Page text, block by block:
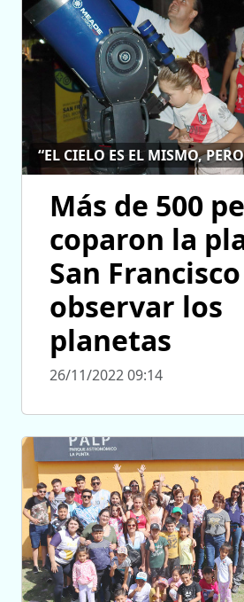
Más de 500
coparon la
San
observar los
planetas
26/11/2022 09:14